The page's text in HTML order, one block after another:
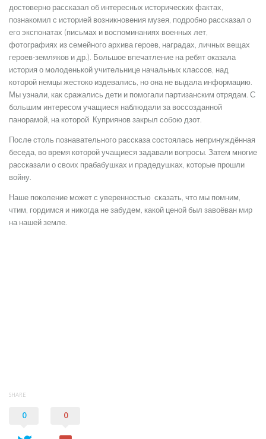
достоверно рассказал об интересных исторических фактах,
познакомил с историей возникновения музея, подробно рассказал о
его экспонатах (письмах и воспоминаниях военных лет,
фотографиях из семейного архива героев, наградах, личных вещах
героев-земляков и др.). Большое впечатление на ребят оказала
история о молоденькой учительнице начальных классов, над
которой немцы жестоко издевались, но она не выдала информацию.
Мы узнали, как сражались дети и помогали партизанским отрядам. С
большим интересом учащиеся наблюдали за воссозданной
панорамой, на которой Куприянов закрыл собою дзот.
После столь познавательного рассказа состоялась непринуждённая
беседа, во время которой учащиеся задавали вопросы. Затем многие
рассказали о своих прабабушках и прадедушках, которые прошли
войну.
Наше поколение может с уверенностью сказать, что мы помним,
чтим, гордимся и никогда не забудем, какой ценой был завоёван мир
на нашей земле.
SHARE
0 0